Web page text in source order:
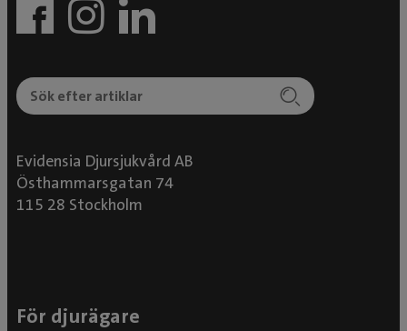
Evidensia Djursjukvård AB
Östhammarsgatan 74
115 28 Stockholm
För djurägare